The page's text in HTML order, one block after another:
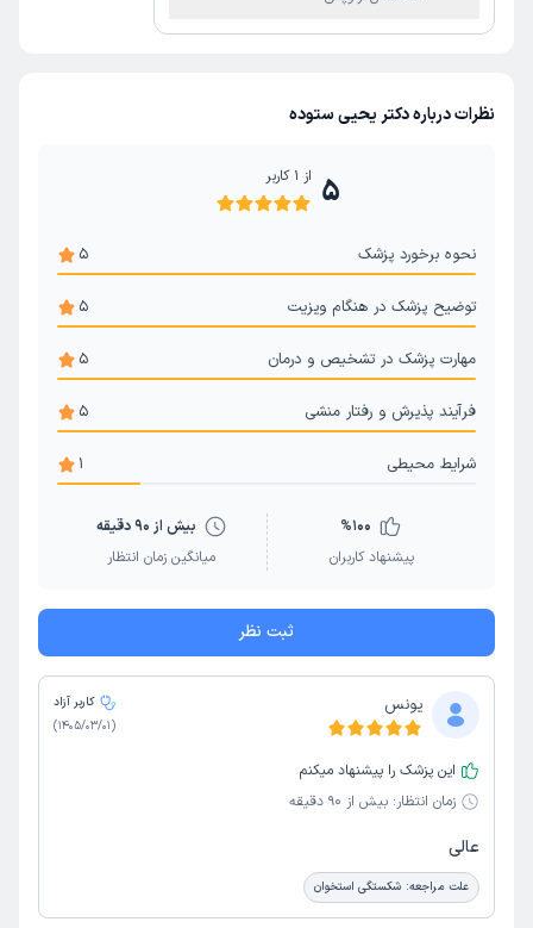
نظرات درباره دکتر یحیی ستوده
5 از 1 کاربر
نحوه برخورد پزشک 5
توضیح پزشک در هنگام ویزیت 5
مهارت پزشک در تشخیص و درمان 5
فرآیند پذیرش و رفتار منشی 5
شرایط محیطی 1
%100
پیشنهاد کاربران
بیش از 90 دقیقه
میانگین زمان انتظار
ثبت نظر
یونس
کاربر آزاد
(
1405/03/01
)
این پزشک را پیشنهاد میکنم
زمان انتظار: بیش از 90 دقیقه
عالی
علت مراجعه: شکستگی استخوان